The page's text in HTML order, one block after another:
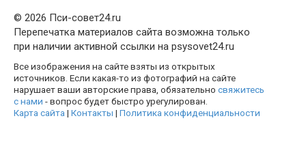
© 2026 Пси-совет24.ru
Перепечатка материалов сайта возможна только
при наличии активной ссылки на psysovet24.ru
Все изображения на сайте взяты из открытых
источников. Если какая-то из фотографий на сайте
нарушает ваши авторские права, обязательно свяжитесь
с нами - вопрос будет быстро урегулирован.
Карта сайта | Контакты | Политика конфиденциальности